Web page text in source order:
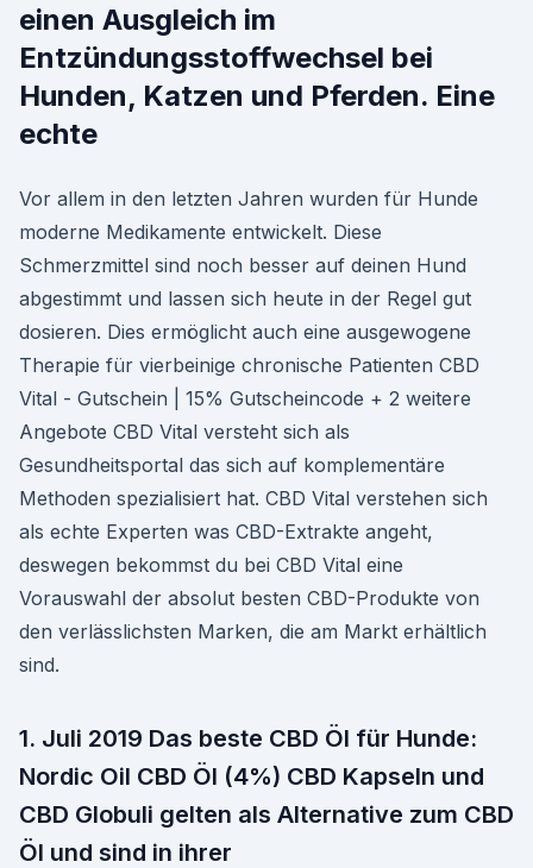
einen Ausgleich im
Entzündungsstoffwechsel bei
Hunden, Katzen und Pferden. Eine
echte
Vor allem in den letzten Jahren wurden für Hunde
moderne Medikamente entwickelt. Diese
Schmerzmittel sind noch besser auf deinen Hund
abgestimmt und lassen sich heute in der Regel gut
dosieren. Dies ermöglicht auch eine ausgewogene
Therapie für vierbeinige chronische Patienten CBD
Vital - Gutschein | 15% Gutscheincode + 2 weitere
Angebote CBD Vital versteht sich als
Gesundheitsportal das sich auf komplementäre
Methoden spezialisiert hat. CBD Vital verstehen sich
als echte Experten was CBD-Extrakte angeht,
deswegen bekommst du bei CBD Vital eine
Vorauswahl der absolut besten CBD-Produkte von
den verlässlichsten Marken, die am Markt erhältlich
sind.
1. Juli 2019 Das beste CBD Öl für Hunde:
Nordic Oil CBD Öl (4%) CBD Kapseln und
CBD Globuli gelten als Alternative zum CBD
Öl und sind in ihrer